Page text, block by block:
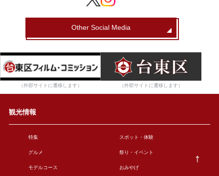
Other Social Media
（外部サイトに遷移します） （外部サイトに遷移します）
観光情報
特集 スポット・体験
グルメ 祭り・イベント
モデルコース おみやげ